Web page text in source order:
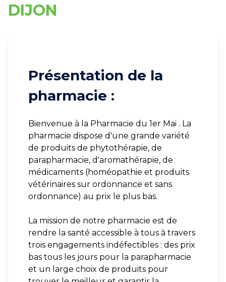
DIJON
Présentation de la
pharmacie :
Bienvenue à la Pharmacie du 1er Mai . La
pharmacie dispose d'une grande variété
de produits de phytothérapie, de
parapharmacie, d'aromathérapie, de
médicaments (homéopathie et produits
vétérinaires sur ordonnance et sans
ordonnance) au prix le plus bas.
La mission de notre pharmacie est de
rendre la santé accessible à tous à travers
trois engagements indéfectibles : des prix
bas tous les jours pour la parapharmacie
et un large choix de produits pour